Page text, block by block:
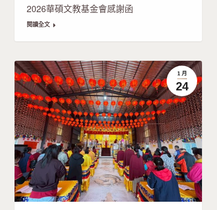
2026華碩文教基金會感謝函
閱讀全文
1 月
24